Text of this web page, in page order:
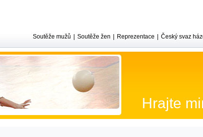
Hrajte
Soutěže mužů Soutěže žen Reprezentace Český svaz